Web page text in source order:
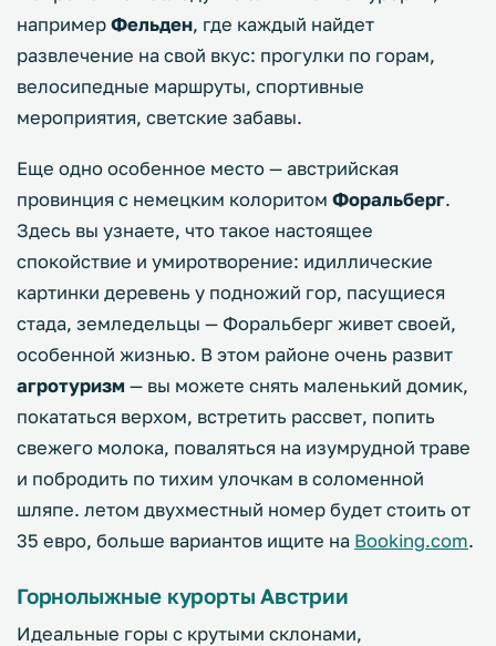
например Фельден, где каждый найдет
развлечение на свой вкус: прогулки по горам,
велосипедные маршруты, спортивные
мероприятия, светские забавы.
Еще одно особенное место — австрийская
провинция с немецким колоритом Форальберг.
Здесь вы узнаете, что такое настоящее
спокойствие и умиротворение: идиллические
картинки деревень у подножий гор, пасущиеся
стада, земледельцы — Форальберг живет своей,
особенной жизнью. В этом районе очень развит
агротуризм — вы можете снять маленький домик,
покататься верхом, встретить рассвет, попить
свежего молока, поваляться на изумрудной траве
и побродить по тихим улочкам в соломенной
шляпе. летом двухместный номер будет стоить от
35 евро, больше вариантов ищите на Booking.com.
Горнолыжные курорты Австрии
Идеальные горы с крутыми склонами,